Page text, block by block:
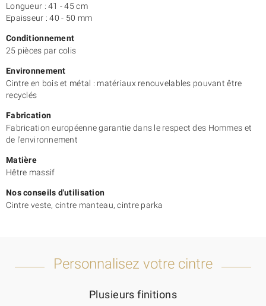
Longueur : 41 - 45 cm
Epaisseur : 40 - 50 mm
Conditionnement
25 pièces par colis
Environnement
Cintre en bois et métal : matériaux renouvelables pouvant être
recyclés
Fabrication
Fabrication européenne garantie dans le respect des Hommes et
de l'environnement
Matière
Hêtre massif
Nos conseils d'utilisation
Cintre veste, cintre manteau, cintre parka
Personnalisez votre cintre
Plusieurs finitions